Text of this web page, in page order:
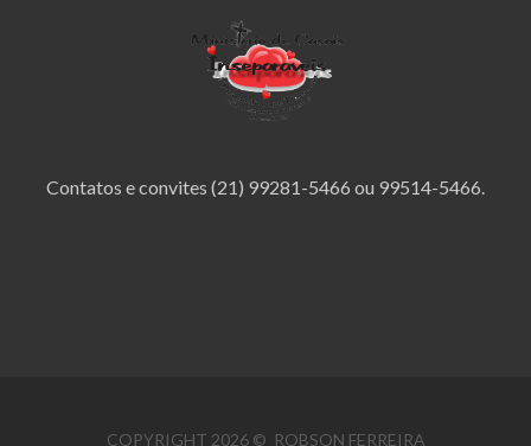
Contatos e convites (21) 99281-5466 ou 99514-5466.
COPYRIGHT 2026 © ROBSON FERREIRA